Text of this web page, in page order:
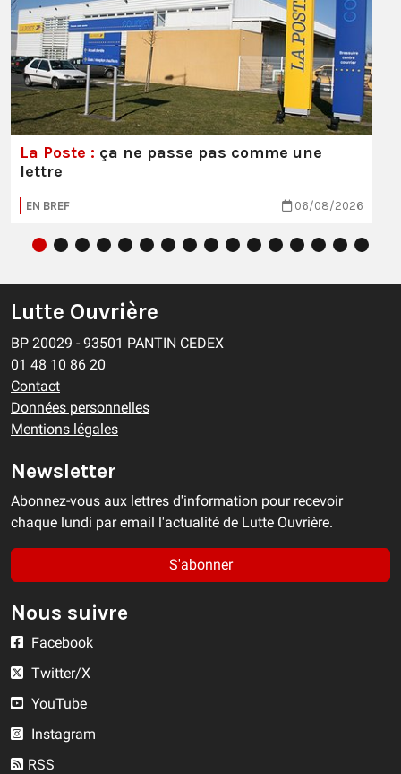
La Poste : ça ne passe pas comme une
lettre
EN BREF 06/08/2026
Lutte Ouvrière
BP 20029 - 93501 PANTIN CEDEX
01 48 10 86 20
Contact
Données personnelles
Mentions légales
Newsletter
Abonnez-vous aux lettres d'information pour recevoir
chaque lundi par email l'actualité de Lutte Ouvrière.
S'abonner
Nous suivre
Facebook
Twitter/X
YouTube
Instagram
RSS